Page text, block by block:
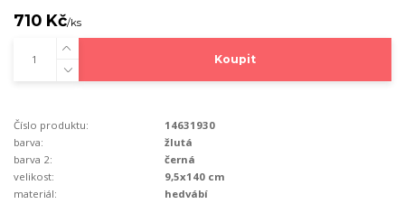
710 Kč/ks
Koupit
Číslo produktu:
14631930
barva:
žlutá
barva 2:
černá
velikost:
9,5x140 cm
materiál:
hedvábí